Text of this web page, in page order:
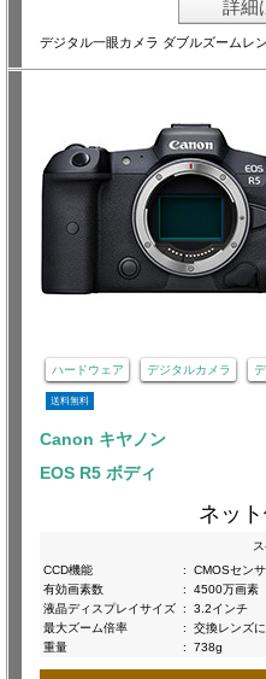
詳細
デジタル一眼カメラ ダブルズームレ
ハードウェア デジタルカメラ
送料無料
Canon キヤノン
EOS R5 ボディ
ネット
CCD機能
:
CMOSセン
有効画素数
:
4500万画素
液晶ディスプレイサイズ :
3.2インチ
最大ズーム倍率
:
交換レンズ
重量
: 738g